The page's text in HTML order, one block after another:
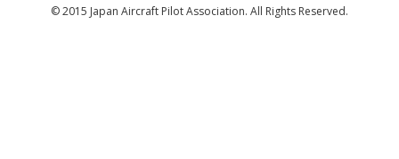
© 2015 Japan Aircraft Pilot Association. All Rights Reserved.